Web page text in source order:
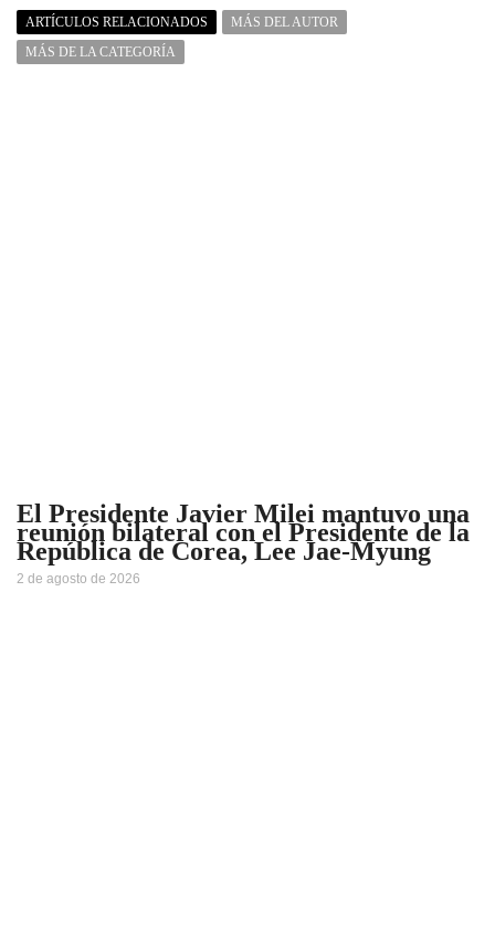
ARTÍCULOS RELACIONADOS
MÁS DEL AUTOR
MÁS DE LA CATEGORÍA
El Presidente Javier Milei mantuvo una
reunión bilateral con el Presidente de la
República de Corea, Lee Jae-Myung
2 de agosto de 2026